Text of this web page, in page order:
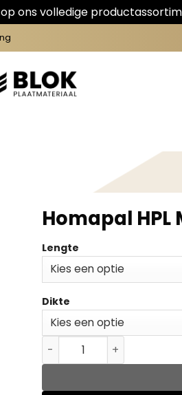
ons volledige
Homapal
Lengte
Dikte
Homapal HPL M8547